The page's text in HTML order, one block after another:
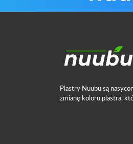
Plastry Nuubu są
zmianę koloru plastra,